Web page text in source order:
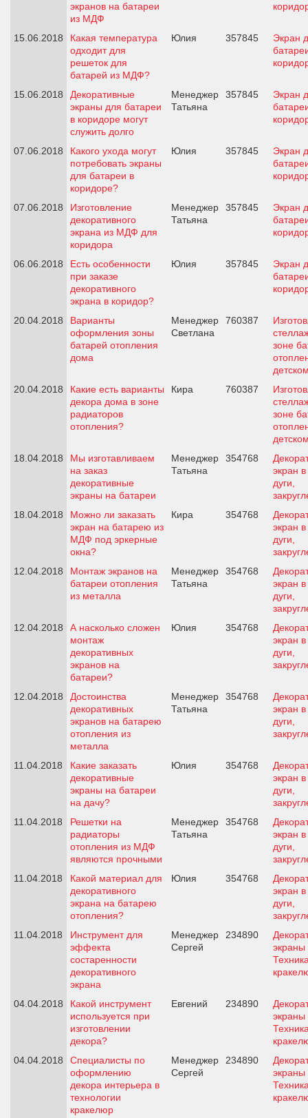
экранов на батареи
из МДФ
15.06.2018
Какая температура
одходит для
решеток для
батарей из МДФ?
Юлия 357845
Экран
15.06.2018
Декоративные
экраны для батареи
в коридоре могут
служить долго
Менеджер
Татьяна
357845
Экран
07.06.2018
Какого ухода могут
потребовать экраны
для батареи в
коридоре?
Юлия 357845
Экран
07.06.2018
Изготовление
декоративного
экрана из МДФ для
коридора
Менеджер
Татьяна
357845
Экран
06.06.2018
Есть особенности
при заказе
декоративного
экрана в коридор?
Юлия 357845
Экран
20.04.2018
Варианты
оформления зоны
батарей отопления
дома
Менеджер
Светлана
760387
зоне
20.04.2018
Какие есть варианты
декора дома в зоне
радиаторов
отопления?
Кира 760387
зоне
18.04.2018
Мы изготавливаем
на заказ
декоративные
экраны на батареи
Менеджер
Татьяна
354768
экран
дуги,
18.04.2018
Можно ли заказать
экран на батарею из
МДФ под эркерные
окна?
Кира 354768
экран
дуги,
12.04.2018
Монтаж экранов на
батареи отопления
из металла
Менеджер
Татьяна
354768
экран
дуги,
12.04.2018
А насколько сложен
монтаж
декоративных
экранов на
батареи?
Юлия 354768
экран
дуги,
12.04.2018
Достоинства
декоративных
экранов на батарею
отопления из
металла
Менеджер
Татьяна
354768
экран
дуги,
11.04.2018
Какие заказать
декоративные
экраны на батареи
на дачу?
Юлия 354768
экран
дуги,
11.04.2018
Решетки на
радиаторы
отопления из МДФ
являются прочными
Менеджер
Татьяна
354768
экран
дуги,
11.04.2018
Какой материал для
декоративного
экрана на батарею
отопления?
Юлия 354768
экран
дуги,
11.04.2018
Инструмент для
эффекта
состаренности
декоративного
экрана
Менеджер
Сергей
234890
экраны
04.04.2018
Какой инструмент
используется при
изготовлении
декора?
Евгений 234890
экраны
04.04.2018
Специалисты по
оформлению
декора интерьера в
технологии
кракелюр
Менеджер
Сергей
234890
экраны